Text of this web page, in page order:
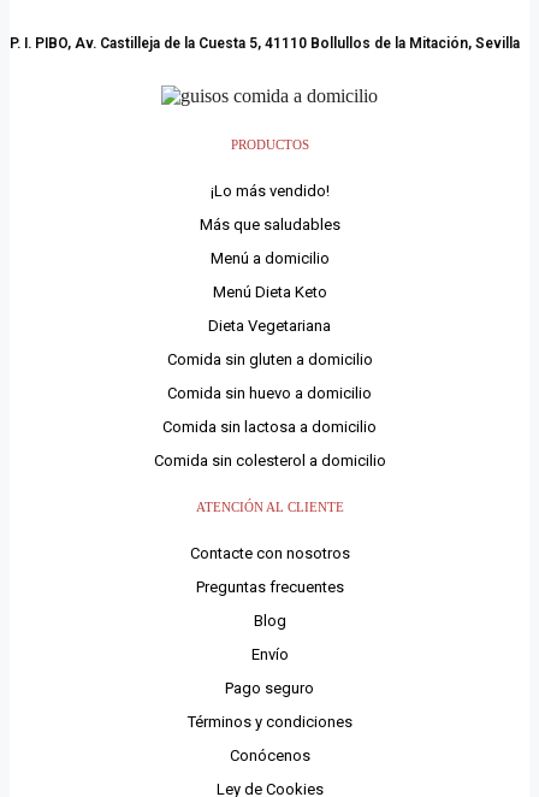
P. I. PIBO, Av. Castilleja de la Cuesta 5, 41110 Bollullos de la Mitación, Sevilla
PRODUCTOS
¡Lo más vendido!
Más que saludables
Menú a domicilio
Menú Dieta Keto
Dieta Vegetariana
Comida sin gluten a domicilio
Comida sin huevo a domicilio
Comida sin lactosa a domicilio
Comida sin colesterol a domicilio
ATENCIÓN AL CLIENTE
Contacte con nosotros
Preguntas frecuentes
Blog
Envío
Pago seguro
Términos y condiciones
Conócenos
Ley de Cookies